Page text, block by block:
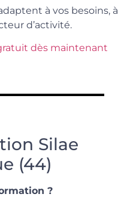
à vos besoins, à
d’activité.
dès maintenant
Silae
(44)
?